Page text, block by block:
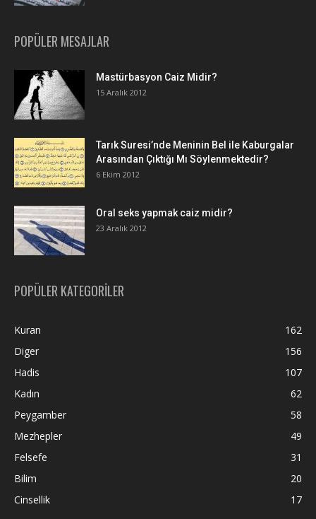
POPÜLER MESAJLAR
Mastürbasyon Caiz Midir?
15 Aralık 2012
Tarık Suresi’nde Meninin Bel ile Kaburgalar
Arasından Çıktığı Mı Söylenmektedir?
6 Ekim 2012
Oral seks yapmak caiz midir?
23 Aralık 2012
POPÜLER KATEGORİLER
Kuran
162
Diger
156
Hadis
107
Kadın
62
Peygamber
58
Mezhepler
49
Felsefe
31
Bilim
20
Cinsellik
17